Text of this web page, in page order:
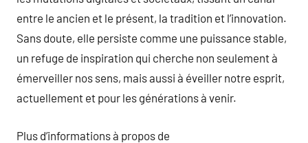
entre le ancien et le présent, la tradition et l’innovation.
Sans doute, elle persiste comme une puissance stable,
un refuge de inspiration qui cherche non seulement à
émerveiller nos sens, mais aussi à éveiller notre esprit,
actuellement et pour les générations à venir.
Plus d’informations à propos de